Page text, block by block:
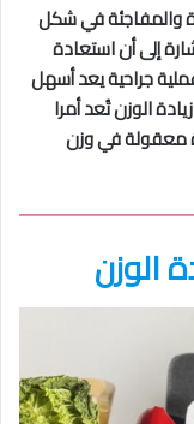
والمفاجئة في شكل
إلى أن استعادة
جراحية يعد أسهل
الوزن تُعد أمرا
معقولة في وزن
الوزن